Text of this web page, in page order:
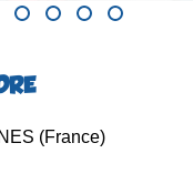
(France)